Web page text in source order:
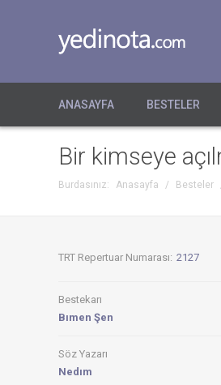
ANASAYFA BESTELER
Bir kimseye
Burdasınız: Anasayfa / Besteler
TRT Repertuar Numarası: 2127
Bestekarı
Bımen Şen
Söz Yazarı
Nedım